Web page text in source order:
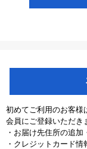
初めてご利用のお客様
会員にご登録いただき
・お届け先住所の追加
・クレジットカード情